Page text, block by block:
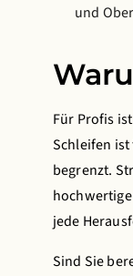
und
Für Profis
Schleifen
begrenzt.
jede
Sind Sie